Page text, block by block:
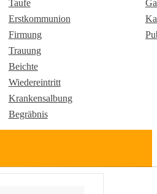
Taufe
Erstkommunion
Firmung
Trauung
Beichte
Wiedereintritt
Krankensalbung
Begräbnis